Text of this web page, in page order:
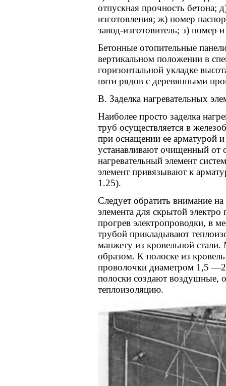
отпускная прочность бетона;
изготовления; ж) помер
завод-изготовитель; з)
Бетонные отопительные
вертикальном положении в
горизонтальной укладке
пяти рядов с деревянными
В. Заделка нагревательных
Наиболее просто заделка
труб осуществляется в
при оснащении ее арматурой
устанавливают очищенный от
нагревательный элемент
элемент привязывают к
1.25).
Следует обратить внимание на
элемента для скрытой
прогрев электропроводки, в
трубой прикладывают
манжету из кровельной
образом. К полоске из
проволочки диаметром 1,5
полоски создают воздушные,
теплоизоляцию.